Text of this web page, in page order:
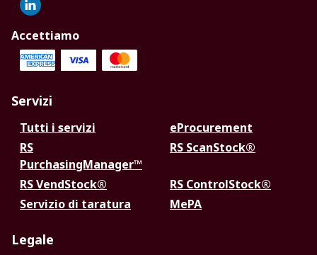
Accettiamo
Servizi
Tutti i servizi
eProcurement
RS
PurchasingManager™
RS ScanStock®
RS VendStock®
RS ControlStock®
Servizio di taratura
MePA
Legale